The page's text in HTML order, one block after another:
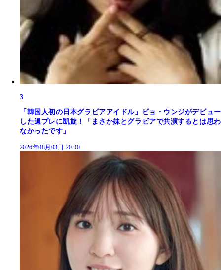
3
「韓国人初の日本グラビアアイドル」ピョ・ウンジがデビュー
した週プレに凱旋！「まさか妹とグラビアで共演するとは思わ
なかったです」
2026年08月03日 20:00